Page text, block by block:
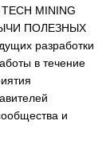
MINING
ПОЛЕЗНЫХ
разработки
в течение
и